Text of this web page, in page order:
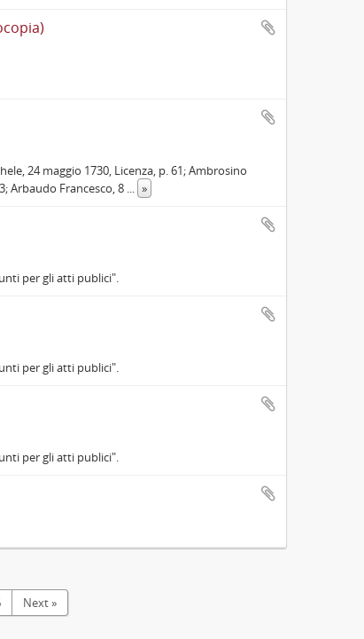
24 maggio 1730, Licenza, p. 61; Ambrosino
Arbaudo Francesco, 8 ... »
per gli atti publici".
per gli atti publici".
per gli atti publici".
Next »